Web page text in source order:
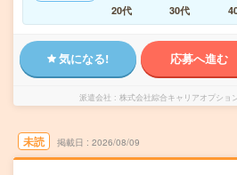
20代
30代
気になる! 応募へ進む
派遣会社 株式会社綜合キャリアオプショ
未読 掲載日 2026/08/09